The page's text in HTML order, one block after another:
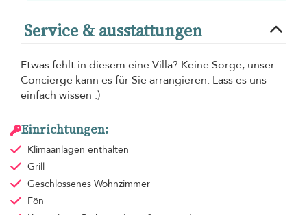
Service & ausstattungen
Etwas fehlt in diesem eine Villa? Keine Sorge, unser
Concierge kann es für Sie arrangieren. Lass es uns
einfach wissen :)
Einrichtungen:
Klimaanlagen enthalten
Grill
Geschlossenes Wohnzimmer
Fön